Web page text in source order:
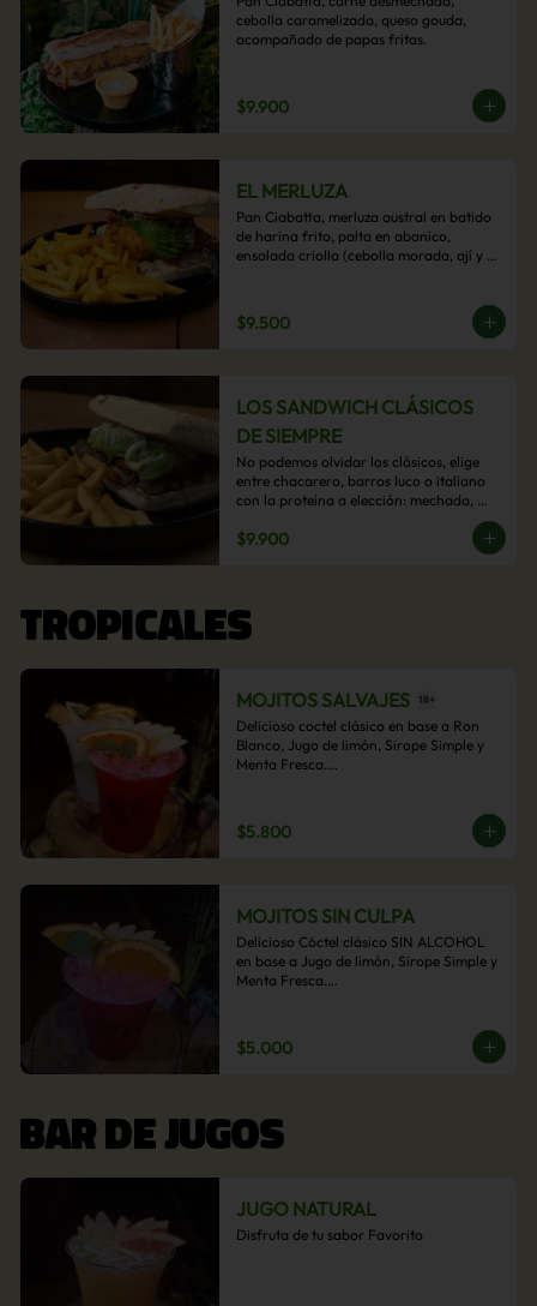
cebolla caramelizada, queso gouda,
acompañado de papas fritas.
$9.900
EL MERLUZA
Pan Ciabatta, merluza austral en batido
de harina frito, palta en abanico,
ensalada criolla (cebolla morada, ají y
$9.500
LOS SANDWICH CLÁSICOS
DE SIEMPRE
No podemos olvidar los clásicos, elige
entre chacarero, barros luco o italiano
con la proteína a elección: mechada,
acompañamiento de papas fritas.
$9.900
TROPICALES
MOJITOS SALVAJES
Delicioso coctel clásico en base a Ron
Blanco, Jugo de limón, Sirope Simple y
Menta Fresca.
$5.800
MOJITOS SIN CULPA
Delicioso Cóctel clásico SIN ALCOHOL
en base a Jugo de limón, Sirope Simple y
Menta Fresca.
$5.000
BAR DE JUGOS
JUGO NATURAL
Disfruta de tu sabor Favorito